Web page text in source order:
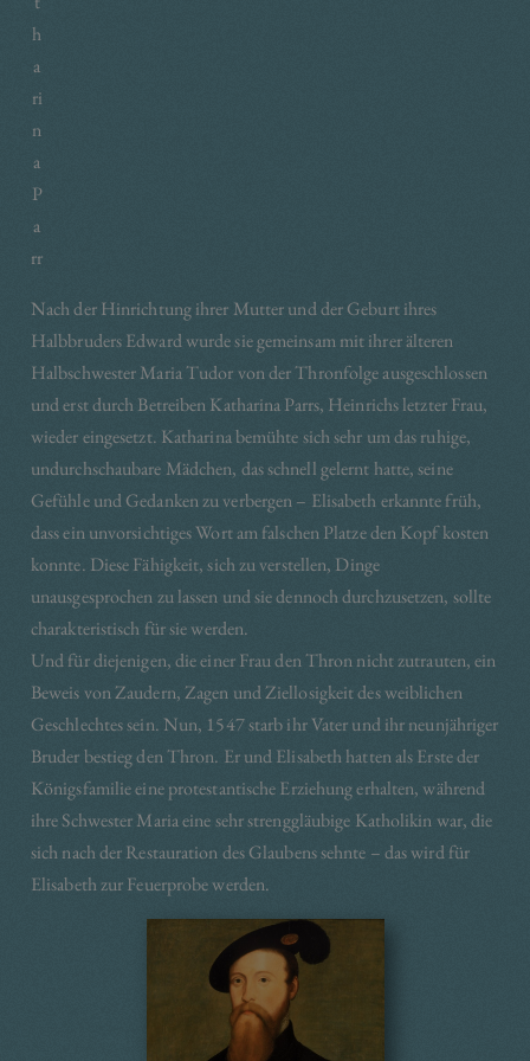
h
a
ri
n
a
P
a
rr
Nach der Hinrichtung ihrer Mutter und der Geburt ihres
Halbbruders Edward wurde sie gemeinsam mit ihrer älteren
Halbschwester Maria Tudor von der Thronfolge ausgeschlossen
und erst durch Betreiben Katharina Parrs, Heinrichs letzter Frau,
wieder eingesetzt. Katharina bemühte sich sehr um das ruhige,
undurchschaubare Mädchen, das schnell gelernt hatte, seine
Gefühle und Gedanken zu verbergen – Elisabeth erkannte früh,
dass ein unvorsichtiges Wort am falschen Platze den Kopf kosten
konnte. Diese Fähigkeit, sich zu verstellen, Dinge
unausgesprochen zu lassen und sie dennoch durchzusetzen, sollte
charakteristisch für sie werden.
Und für diejenigen, die einer Frau den Thron nicht zutrauten, ein
Beweis von Zaudern, Zagen und Ziellosigkeit des weiblichen
Geschlechtes sein. Nun, 1547 starb ihr Vater und ihr neunjähriger
Bruder bestieg den Thron. Er und Elisabeth hatten als Erste der
Königsfamilie eine protestantische Erziehung erhalten, während
ihre Schwester Maria eine sehr strenggläubige Katholikin war, die
sich nach der Restauration des Glaubens sehnte – das wird für
Elisabeth zur Feuerprobe werden.